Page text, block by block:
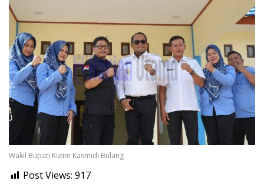
Wakil Bupati Kutim Kasmidi Bulang
Post Views: 917